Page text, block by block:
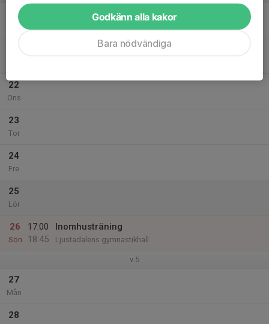
20
Mån
22
Ons
23
Tor
24
Fre
25
Lör
26
Sön
17:00
18:45
Inomhusträning
Ljustadalens gymnastikhall
v.5
27
Mån
28
Godkänn alla kakor
Bara nödvändiga